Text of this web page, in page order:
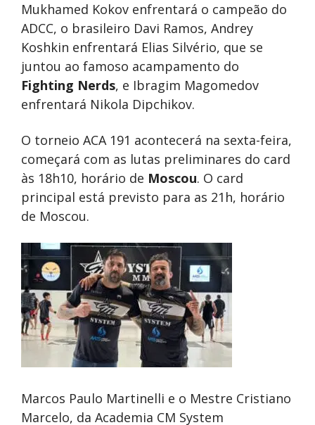
Mukhamed Kokov enfrentará o campeão do
ADCC, o brasileiro Davi Ramos, Andrey
Koshkin enfrentará Elias Silvério, que se
juntou ao famoso acampamento do
Fighting Nerds, e Ibragim Magomedov
enfrentará Nikola Dipchikov.
O torneio ACA 191 acontecerá na sexta-feira,
começará com as lutas preliminares do card
às 18h10, horário de Moscou. O card
principal está previsto para as 21h, horário
de Moscou.
Marcos Paulo Martinelli e o Mestre Cristiano
Marcelo, da Academia CM System